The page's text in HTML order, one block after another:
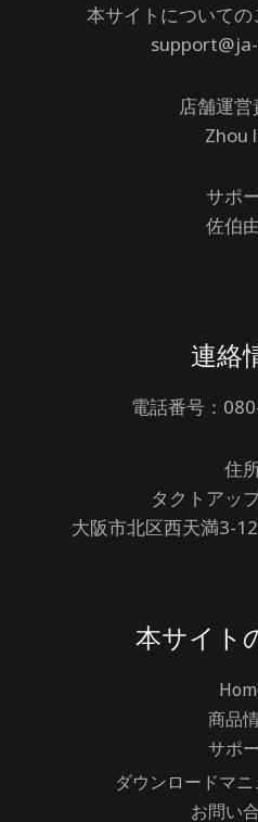
本サイトについて
店舗運
Zhou
サポ
佐伯
連絡
電話番号：
住
タクトアッ
大阪市北区西天満3-
本サイト
商品
サポ
ダウンロードマニ
お問い